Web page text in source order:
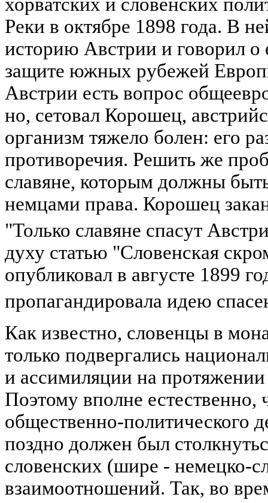
хорватских и словенских
Реки в октябре 1898 года. В
историю Австрии и говорил о
защите южных рубежей
Австрии есть вопрос
но, сетовал Корошец,
организм тяжело болен: его
противоречия. Решить же
славяне, которым должны
немцами права. Корошец
"Только славяне спасут
духу статью "Словенская
опубликовал в августе 1899
пропагандировала идею
Как известно, словенцы в
только подвергались
и ассимиляции на протяжении
Поэтому вполне естественно,
общественно-политического
поздно должен был
словенских (шире - немецко-
взаимоотношений. Так, во